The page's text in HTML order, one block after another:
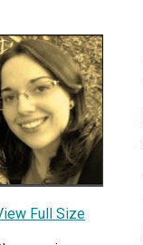
Full Size